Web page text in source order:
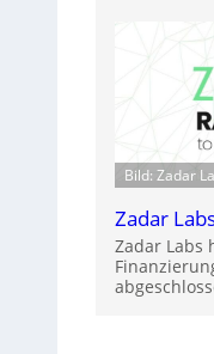
Bild: Zadar
Zadar
Zadar Labs